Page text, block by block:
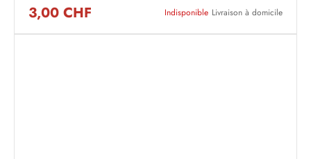
3,00 CHF Indisponible Livraison à domicile